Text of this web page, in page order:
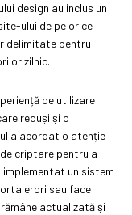
design au inclus un
ului de pe orice
delimitate pentru
zilnic.
de utilizare
reduși și o
a acordat o atenție
criptare pentru a
un sistem
erori sau face
actualizată și